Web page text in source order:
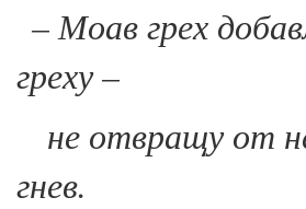
– Моав грех
греху –
не отвращу от
гнев.